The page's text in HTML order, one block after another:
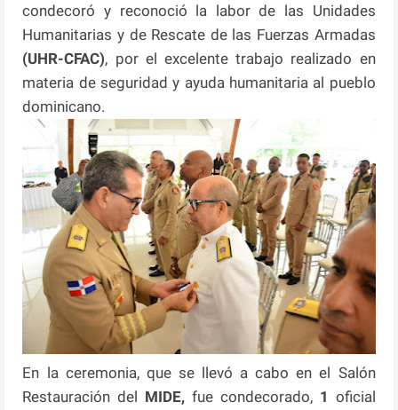
condecoró y reconoció la labor de las Unidades
Humanitarias y de Rescate de las Fuerzas Armadas
(UHR-CFAC), por el excelente trabajo realizado en
materia de seguridad y ayuda humanitaria al pueblo
dominicano.
En la ceremonia, que se llevó a cabo en el Salón
Restauración del MIDE, fue condecorado,1 oficial